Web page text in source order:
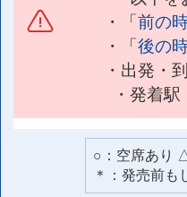
・「前の
・「後の
・出発・
・発着
○：空席あり
＊：発売前も